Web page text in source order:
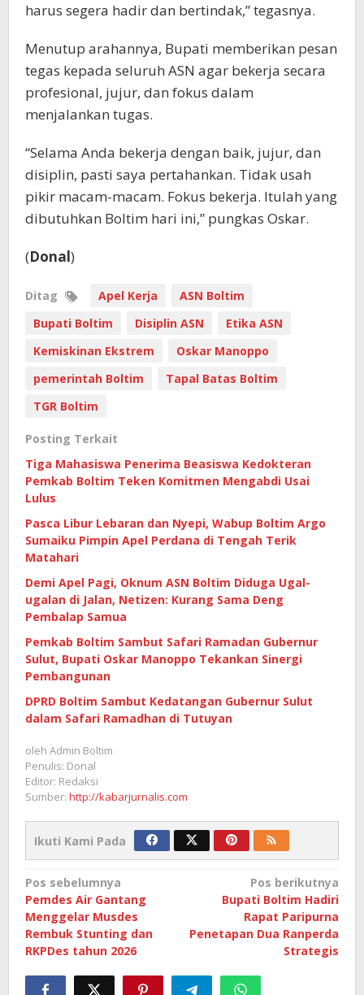
harus segera hadir dan bertindak,” tegasnya.
Menutup arahannya, Bupati memberikan pesan
tegas kepada seluruh ASN agar bekerja secara
profesional, jujur, dan fokus dalam
menjalankan tugas.
“Selama Anda bekerja dengan baik, jujur, dan
disiplin, pasti saya pertahankan. Tidak usah
pikir macam-macam. Fokus bekerja. Itulah yang
dibutuhkan Boltim hari ini,” pungkas Oskar.
(Donal)
Ditag Apel Kerja
ASN Boltim
Bupati Boltim
Disiplin ASN
Etika ASN
Kemiskinan Ekstrem
Oskar Manoppo
pemerintah Boltim
Tapal Batas Boltim
TGR Boltim
Posting Terkait
Tiga Mahasiswa Penerima Beasiswa Kedokteran
Pemkab Boltim Teken Komitmen Mengabdi Usai
Lulus
Pasca Libur Lebaran dan Nyepi, Wabup Boltim Argo
Sumaiku Pimpin Apel Perdana di Tengah Terik
Matahari
Demi Apel Pagi, Oknum ASN Boltim Diduga Ugal-
ugalan di Jalan, Netizen: Kurang Sama Deng
Pembalap Samua
Pemkab Boltim Sambut Safari Ramadan Gubernur
Sulut, Bupati Oskar Manoppo Tekankan Sinergi
Pembangunan
DPRD Boltim Sambut Kedatangan Gubernur Sulut
dalam Safari Ramadhan di Tutuyan
oleh Admin Boltim
Penulis: Donal
Editor: Redaksi
Sumber: http://kabarjurnalis.com
Ikuti Kami Pada
Navigasi
pos
Pos sebelumnya
Pemdes Air Gantang
Menggelar Musdes
Rembuk Stunting dan
RKPDes tahun 2026
Pos berikutnya
Bupati Boltim Hadiri
Rapat Paripurna
Penetapan Dua Ranperda
Strategis